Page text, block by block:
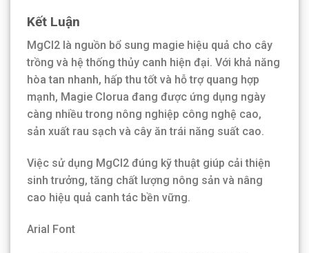
Kết Luận
MgCl2 là nguồn bổ sung magie hiệu quả cho cây
trồng và hệ thống thủy canh hiện đại. Với khả năng
hòa tan nhanh, hấp thu tốt và hỗ trợ quang hợp
mạnh, Magie Clorua đang được ứng dụng ngày
càng nhiều trong nông nghiệp công nghệ cao,
sản xuất rau sạch và cây ăn trái năng suất cao.
Việc sử dụng MgCl2 đúng kỹ thuật giúp cải thiện
sinh trưởng, tăng chất lượng nông sản và nâng
cao hiệu quả canh tác bền vững.
Arial Font